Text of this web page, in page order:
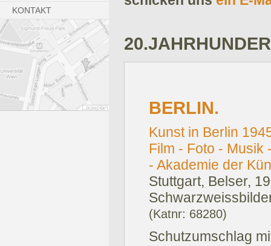
KONTAKT
BERLIN.
Kunst in Berlin
Film - Foto - Musik
- Akademie der
Stuttgart, Belser,
(Katnr: 68280)
Schutzumschlag